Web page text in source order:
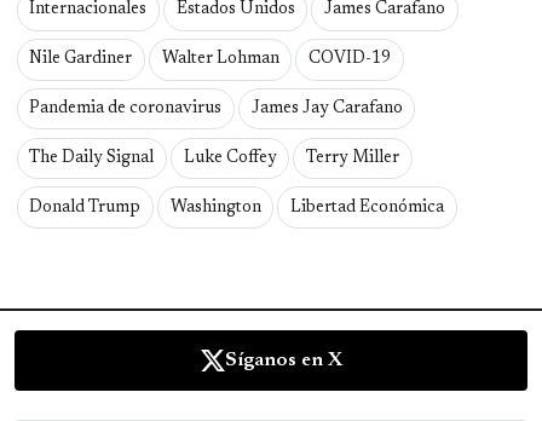
Internacionales Estados Unidos James Carafano
Nile Gardiner Walter Lohman COVID-19
Pandemia de coronavirus James Jay Carafano
The Daily Signal Luke Coffey Terry Miller
Donald Trump Washington Libertad Económica
Síganos en X